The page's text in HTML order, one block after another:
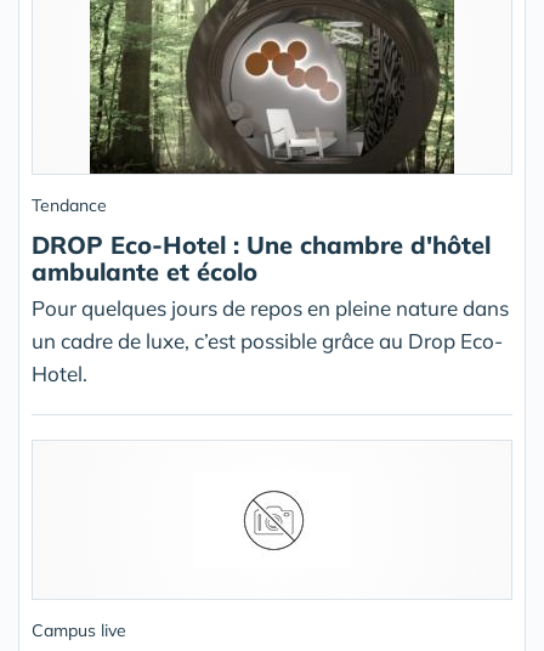
Tendance
DROP Eco-Hotel : Une chambre d'hôtel
ambulante et écolo
Pour quelques jours de repos en pleine nature dans
un cadre de luxe, c’est possible grâce au Drop Eco-
Hotel.
Campus live